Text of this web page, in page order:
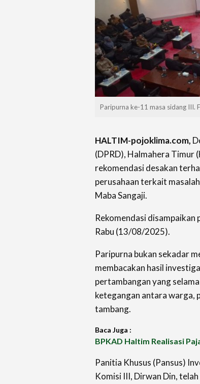
Paripurna ke-11 masa sidang III.
HALTIM-pojoklima.com,
(DPRD), Halmahera Timur
rekomendasi desakan
perusahaan terkait
Maba Sangaji.
Rekomendasi disampaikan
Rabu (13/08/2025).
Paripurna bukan sekadar
membacakan hasil
pertambangan yang
ketegangan antara warga,
tambang.
Baca Juga :
BPKAD Haltim Realisasi
Panitia Khusus (Pansus)
Komisi III, Dirwan Din,